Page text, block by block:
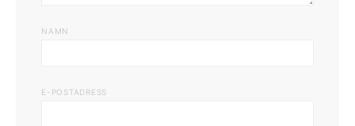
NAMN
E-POSTADRESS